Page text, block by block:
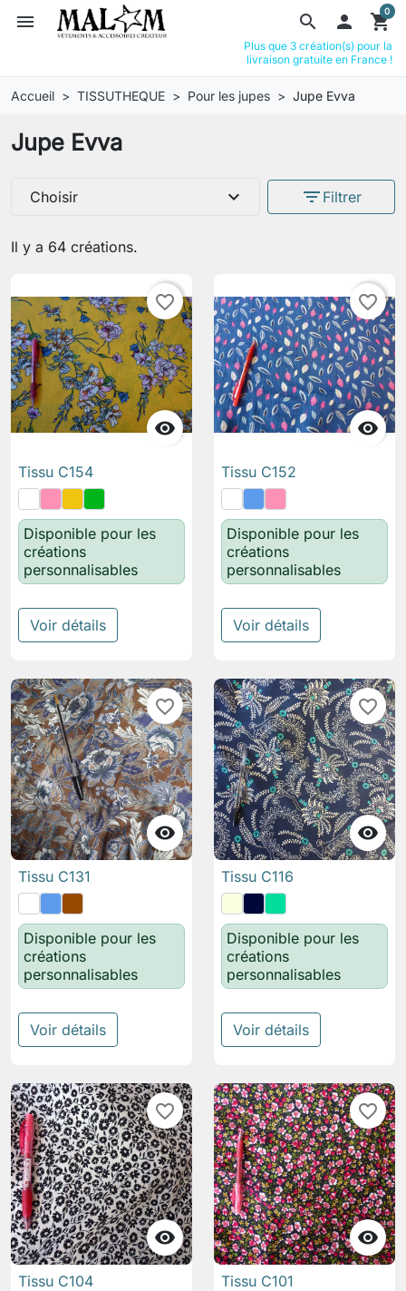
search
menu  shopping_cart
0
Plus que 3 création(s) pour la
livraison gratuite en France !
Accueil TISSUTHEQUE Pour les jupes Jupe Evva
Jupe Evva
Il y a 64 créations.
Choisir expand_more filter_list Filtrer

favorite_border
Tissu C154
Disponible pour les
créations
personnalisables
Voir détails

favorite_border
Tissu C152
Disponible pour les
créations
personnalisables
Voir détails

favorite_border
Tissu C131
Disponible pour les
créations
personnalisables
Voir détails

favorite_border
Tissu C116
Disponible pour les
créations
personnalisables
Voir détails

favorite_border
Tissu C104

favorite_border
Tissu C101